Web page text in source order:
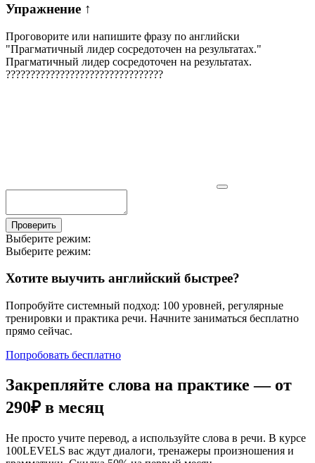
Упражнение ↑
Проговорите или напишите фразу по английски
"Прагматичный лидер сосредоточен на результатах."
Прагматичный лидер сосредоточен на результатах.
????????????????????????????????
Проверить
Выберите режим:
Выберите режим:
Хотите выучить английский быстрее?
Попробуйте системный подход: 100 уровней, регулярные
тренировки и практика речи. Начните заниматься бесплатно
прямо сейчас.
Попробовать бесплатно
Закрепляйте слова на практике — от
290₽ в месяц
Не просто учите перевод, а используйте слова в речи. В курсе
100LEVELS вас ждут диалоги, тренажеры произношения и